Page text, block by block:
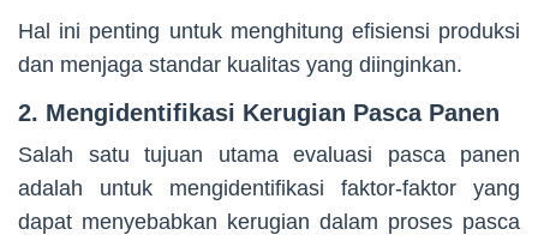
Hal ini penting untuk menghitung efisiensi produksi
dan menjaga standar kualitas yang diinginkan.
2. Mengidentifikasi Kerugian Pasca Panen
Salah satu tujuan utama evaluasi pasca panen
adalah untuk mengidentifikasi faktor-faktor yang
dapat menyebabkan kerugian dalam proses pasca